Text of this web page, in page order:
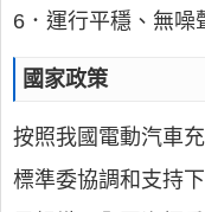
6．運行平穩、無噪
國家政策
按照我國電動汽車
標準委協調和支持